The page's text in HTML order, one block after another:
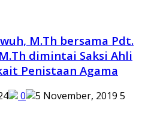
M.Th bersama Pdt.
dimintai Saksi Ahli
Penistaan Agama
0
5